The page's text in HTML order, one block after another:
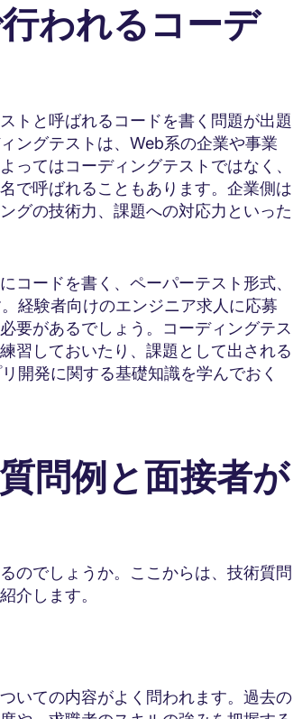
われるコーデ
トと呼ばれるコードを書く問題が出題
ングテストは、Web系の企業や事業
ってはコーディングテストではなく、
で呼ばれることもあります。企業側は
グの技術力、課題への対応力といった
コードを書く、ペーパーテスト形式、
経験者向けのエンジニア求人に応募
要があるでしょう。コーディングテス
習しておいたり、課題として出される
開発に関する基礎知識を学んでおく
問例と面接者が
のでしょうか。ここからは、技術質問
介します。
いての内容がよく問われます。過去の